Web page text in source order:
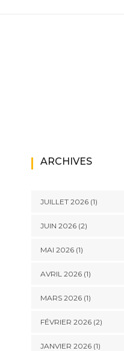
ARCHIVES
JUILLET 2026(1)
JUIN 2026(2)
MAI 2026(1)
AVRIL 2026(1)
MARS 2026(1)
FÉVRIER 2026(2)
JANVIER 2026(1)